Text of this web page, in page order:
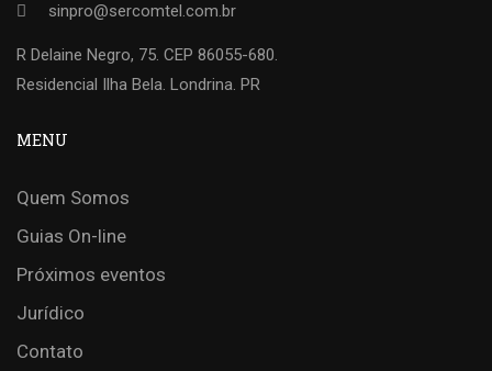
sinpro@sercomtel.com.br
R Delaine Negro, 75. CEP 86055-680.
Residencial Ilha Bela. Londrina. PR
MENU
Quem Somos
Guias On-line
Próximos eventos
Jurídico
Contato